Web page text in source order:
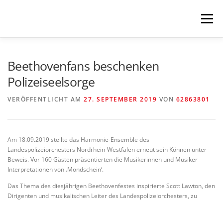
Menü
Beethovenfans beschenken
Polizeiseelsorge
VERÖFFENTLICHT AM 27. SEPTEMBER 2019 VON 62863801
Am 18.09.2019 stellte das Harmonie-Ensemble des
Landespolizeiorchesters Nordrhein-Westfalen erneut sein Können unter
Beweis. Vor 160 Gästen präsentierten die Musikerinnen und Musiker
Interpretationen von ‚Mondschein‘.
Das Thema des diesjährigen Beethovenfestes inspirierte Scott Lawton, den
Dirigenten und musikalischen Leiter des Landespolizeiorchesters, zu